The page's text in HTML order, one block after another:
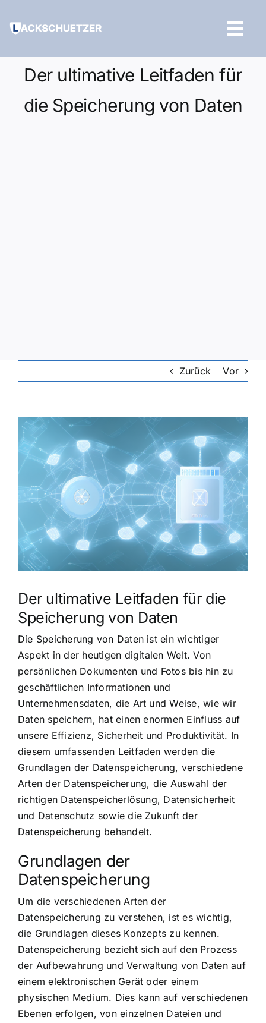
Inhalt
Der ultimative Leitfaden für
die Speicherung von Daten
Zurück Vor
Zeige
grösseres
Bild
Der ultimative Leitfaden für die
Speicherung von Daten
Die Speicherung von Daten ist ein wichtiger
Aspekt in der heutigen digitalen Welt. Von
persönlichen Dokumenten und Fotos bis hin zu
geschäftlichen Informationen und
Unternehmensdaten, die Art und Weise, wie wir
Daten speichern, hat einen enormen Einfluss auf
unsere Effizienz, Sicherheit und Produktivität. In
diesem umfassenden Leitfaden werden die
Grundlagen der Datenspeicherung, verschiedene
Arten der Datenspeicherung, die Auswahl der
richtigen Datenspeicherlösung, Datensicherheit
und Datenschutz sowie die Zukunft der
Datenspeicherung behandelt.
Grundlagen der
Datenspeicherung
Um die verschiedenen Arten der
Datenspeicherung zu verstehen, ist es wichtig,
die Grundlagen dieses Konzepts zu kennen.
Datenspeicherung bezieht sich auf den Prozess
der Aufbewahrung und Verwaltung von Daten auf
einem elektronischen Gerät oder einem
physischen Medium. Dies kann auf verschiedenen
Ebenen erfolgen, von einzelnen Dateien und